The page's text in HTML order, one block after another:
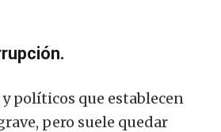
políticos que establecen
pero suele quedar